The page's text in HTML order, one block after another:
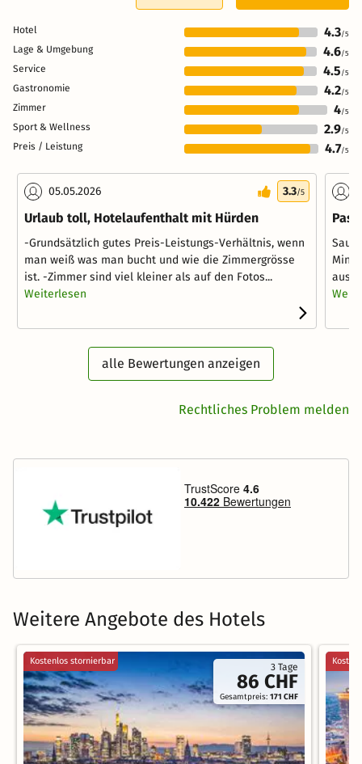
Hotel 4.3/5
Lage & Umgebung 4.6/5
Service 4.5 /5
Gastronomie 4.2/5
Zimmer 4/5
Sport & Wellness 2.9/5
Preis / Leistung 4.7/5
05.05.2026 3.3/5
Urlaub toll, Hotelaufenthalt mit Hürden
-Grundsätzlich gutes Preis-Leistungs-Verhältnis, wenn
man weiß was man bucht und wie die Zimmergrösse
ist. -Zimmer sind viel kleiner als auf den Fotos...
Weiterlesen
Mini-
alle Bewertungen anzeigen
Rechtliches Problem melden
Weitere Angebote des Hotels
3 Tage
86 CHF
Gesamtpreis:171 CHF
Kostenlos stornierbar